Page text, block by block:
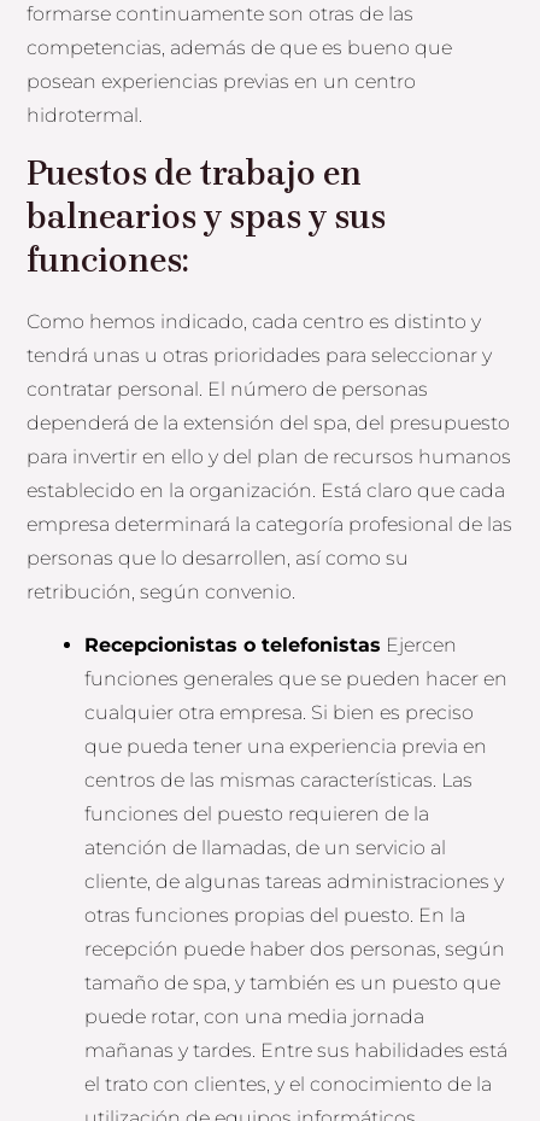
formarse continuamente son otras de las
competencias, además de que es bueno que
posean experiencias previas en un centro
hidrotermal.
Puestos de trabajo en
balnearios y spasy sus
funciones:
Como hemos indicado, cada centro es distinto y
tendrá unas u otras prioridades para seleccionar y
contratar personal. El número de personas
dependerá de la extensión del spa, del presupuesto
para invertir en ello y del plan de recursos humanos
establecido en la organización. Está claro que cada
empresa determinará la categoría profesional de las
personas que lo desarrollen, así como su
retribución, según convenio.
Recepcionistas o telefonistas Ejercen
funciones generales que se pueden hacer en
cualquier otra empresa. Si bien es preciso
que pueda tener una experiencia previa en
centros de las mismas características. Las
funciones del puesto requieren de la
atención de llamadas, de un servicio al
cliente, de algunas tareas administraciones y
otras funciones propias del puesto. En la
recepción puede haber dos personas, según
tamaño de spa, y también es un puesto que
puede rotar, con una media jornada
mañanas y tardes. Entre sus habilidades está
el trato con clientes, y el conocimiento de la